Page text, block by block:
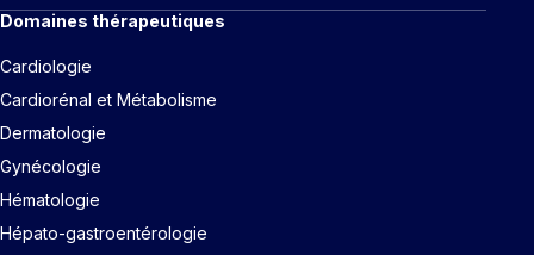
Domaines thérapeutiques
Cardiologie
Cardiorénal et Métabolisme
Dermatologie
Gynécologie
Hématologie
Hépato-gastroentérologie